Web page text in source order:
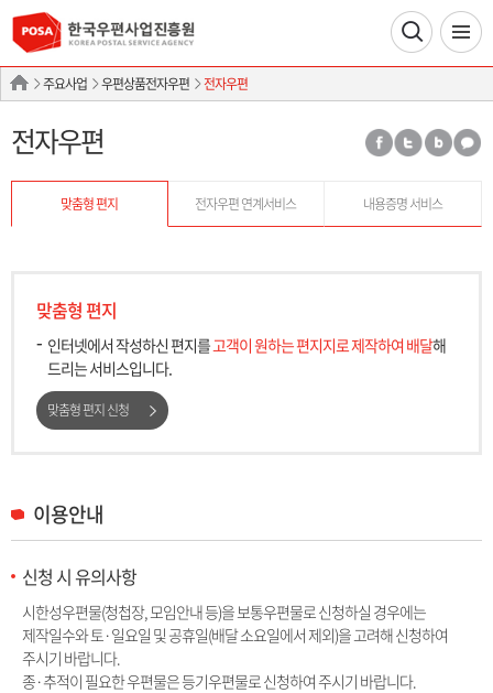
주요사업 우편상품전자우편 전자우편
전자우편
맞춤형 편지 전자우편 연계서비스 내용증명 서비스
맞춤형 편지
인터넷에서 작성하신 편지를고객이 원하는 편지지로 제작하여 배달해
드리는 서비스입니다.
맞춤형 편지 신청
이용안내
신청 시 유의사항
시한성우편물(청첩장, 모임안내 등)을 보통우편물로 신청하실 경우에는
제작일수와 토·일요일 및 공휴일(배달 소요일에서 제외)을 고려해 신청하여
주시기 바랍니다.
종·추적이 필요한 우편물은 등기우편물로 신청하여 주시기 바랍니다.